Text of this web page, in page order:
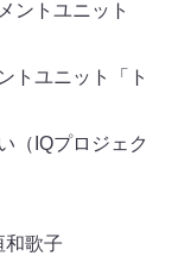
ントユニット
トユニット「ト
（IQプロジェク
和歌子